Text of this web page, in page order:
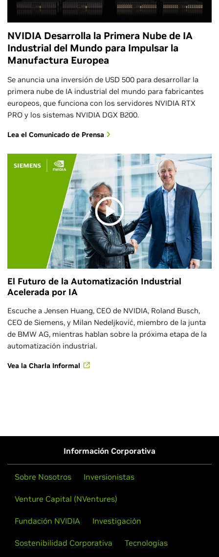
NVIDIA Desarrolla la Primera Nube de IA
Industrial del Mundo para Impulsar la
Manufactura Europea
Se anuncia una inversión de USD 500 para desarrollar la
primera nube de IA industrial del mundo para fabricantes
europeos, que funciona con los servidores NVIDIA RTX
PRO y los sistemas NVIDIA DGX B200.
Lea el Comunicado de Prensa
El Futuro de la Automatización Industrial
Acelerada por IA
Escuche a Jensen Huang, CEO de NVIDIA, Roland Busch,
CEO de Siemens, y Milan Nedeljković, miembro de la junta
de BMW AG, mientras hablan sobre la próxima etapa de la
automatización industrial.
Vea la Charla Informal
Información Corporativa
Sobre Nosotros Inversionistas
Venture Capital (NVentures)
Fundación NVIDIA Investigación
Sostenibilidad Corporativa Tecnologías